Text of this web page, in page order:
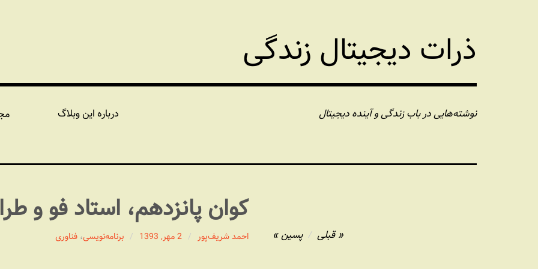
ذرات دیجیتال زندگی
نوشته‌هایی در باب زندگی و آینده دیجیتال درباره این وبلاگ
کوان پانزدهم، استاد فو و
احمد شریف‌پور 2 مهر, 1393 برنامه‏‌نویسی، فناوری قبلی پسین